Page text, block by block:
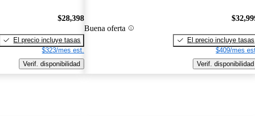
$28,398
El precio incluye tasas
$323/mes est.
Verif. disponibilidad
Buena oferta
El precio incluye tasas
$409/mes
Verif. disponibilidad